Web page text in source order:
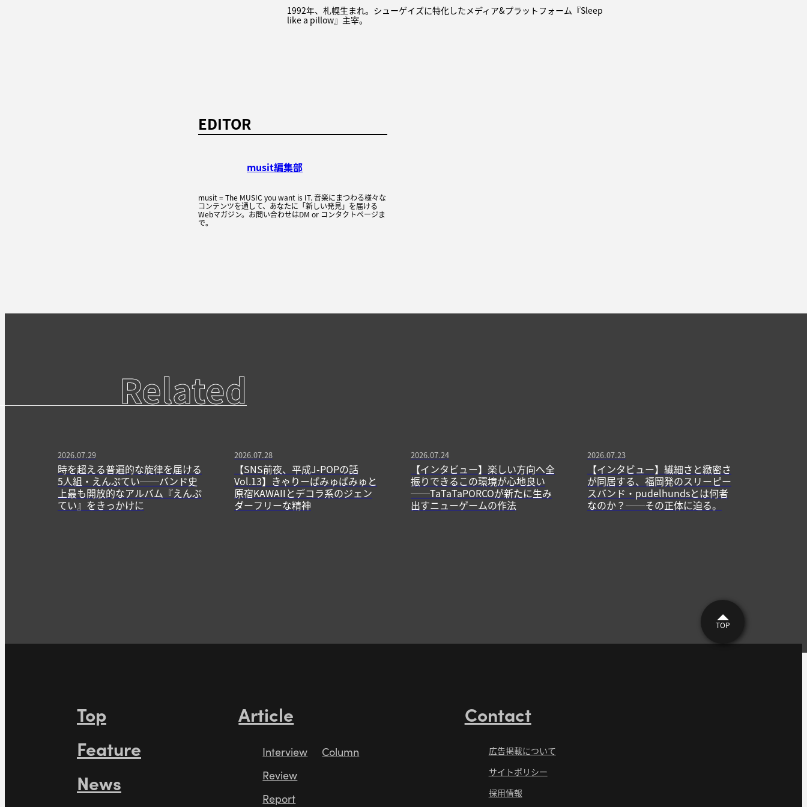
1992年、札幌生まれ。シューゲイズに特化したメディア&プラットフォーム『Sleep
like a pillow』主宰。
EDITOR
musit編集部
musit = The MUSIC you want is IT. 音楽にまつわる様々な
コンテンツを通して、あなたに「新しい発見」を届ける
Webマガジン。お問い合わせはDM or コンタクトページま
で。
Related
2026.07.29
時を超える普遍的な旋律を届ける
5人組・えんぷてい──バンド史
上最も開放的なアルバム『えんぷ
てい』をきっかけに
2026.07.28
【SNS前夜、平成J-POPの話
Vol.13】きゃりーぱみゅぱみゅと
原宿KAWAIIとデコラ系のジェン
ダーフリーな精神
2026.07.24
【インタビュー】楽しい方向へ全
振りできるこの環境が心地良い
──TaTaTaPORCOが新たに生み
出すニューゲームの作法
2026.07.23
【インタビュー】繊細さと緻密さ
が同居する、福岡発のスリーピー
スバンド・pudelhundsとは何者
なのか？──その正体に迫る。
TOP
Top
Feature
News
Article
Interview
Review
Report
Column
Contact
広告掲載について
サイトポリシー
採用情報